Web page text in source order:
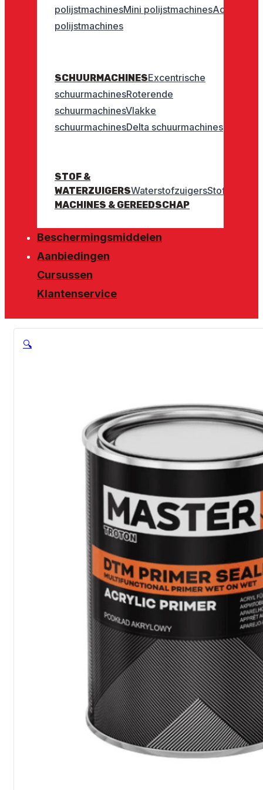
polijstmachinesMini polijstmachinesAccu
polijstmachines
SCHUURMACHINESExcentrische
schuurmachinesRoterende
schuurmachinesVlakke
schuurmachinesDelta schuurmachines
STOF &
WATERZUIGERSWaterstofzuigersStofzuigers
MACHINES & GEREEDSCHAP
Beschermingsmiddelen
Aanbiedingen
Cursussen
Klantenservice
🔍